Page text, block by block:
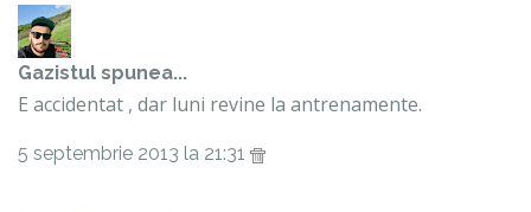
Gazistul spunea...
E accidentat , dar luni revine la antrenamente.
5 septembrie 2013 la 21:31